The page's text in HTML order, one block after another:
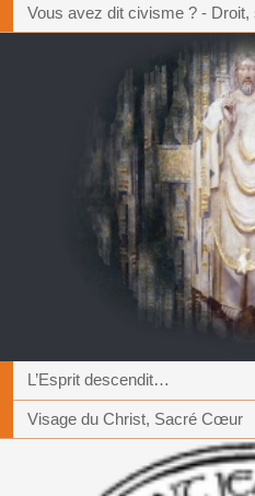
Vous avez dit civisme ? - Droit,
L’Esprit descendit…
Visage du Christ, Sacré Cœur